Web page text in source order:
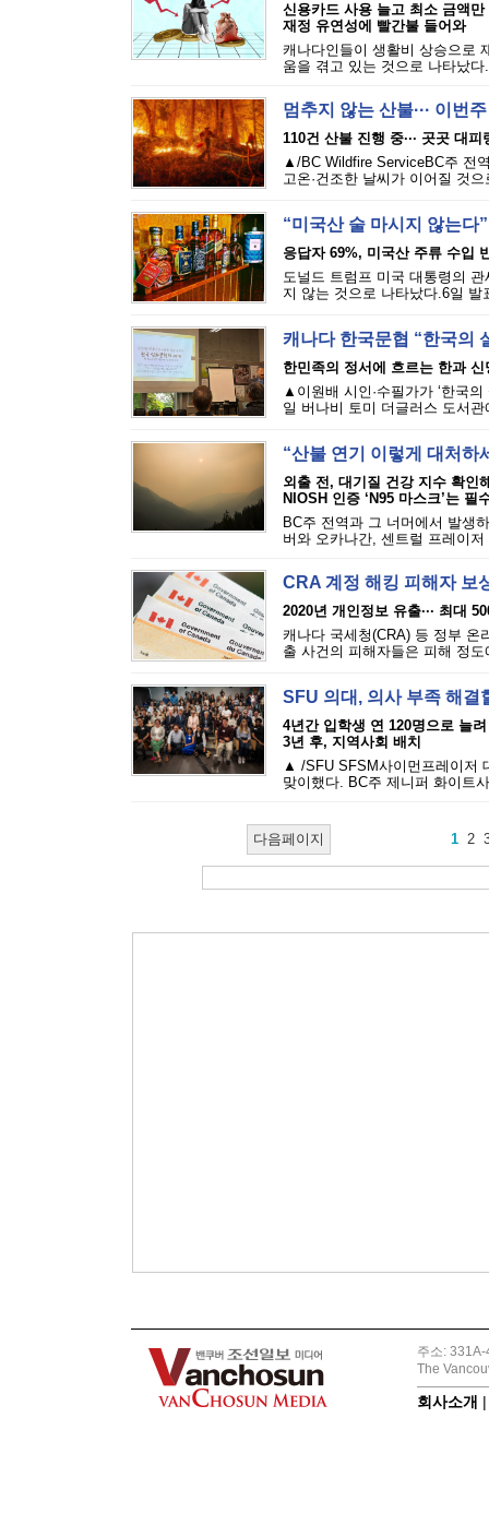
신용카드 사용 늘고 최소 금액만
재정 유연성에 빨간불 들어와
캐나다인들이 생활비 상승으로
움을 겪고 있는 것으로 나타났
멈추지 않는 산불··· 이번
110건 산불 진행 중··· 곳곳 대피
▲/BC Wildfire ServiceBC주 전
고온·건조한 날씨가 이어질 것
“미국산 술 마시지 않는다
응답자 69%, 미국산 주류 수입
도널드 트럼프 미국 대통령의
지 않는 것으로 나타났다.6일
캐나다 한국문협 “한국의
한민족의 정서에 흐르는 한과 신
▲이원배 시인·수필가가 ‘한국
일 버나비 토미 더글러스 도서관
“산불 연기 이렇게 대처하
외출 전, 대기질 건강 지수 확인
NIOSH 인증 ‘N95 마스크’는 필
BC주 전역과 그 너머에서 발생
버와 오카나간, 센트럴 프레이
CRA 계정 해킹 피해자 보
2020년 개인정보 유출··· 최대
캐나다 국세청(CRA) 등 정부 온
출 사건의 피해자들은 피해 정
SFU 의대, 의사 부족 해
4년간 입학생 연 120명으로 늘려
3년 후, 지역사회 배치
▲ /SFU SFSM사이먼프레이저
맞이했다. BC주 제니퍼 화이트
다음페이지 1 2
주소:
The
회사소개